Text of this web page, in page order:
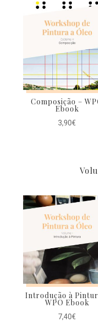
Composição –
Ebook
3,90€
Introdução à
WPO Ebook
7,40€